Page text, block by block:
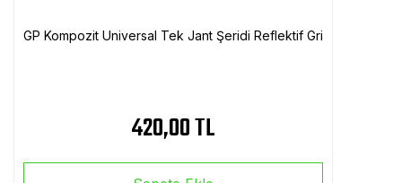
GP Kompozit Universal Tek Jant Şeridi Reflektif Gri
420,00 TL